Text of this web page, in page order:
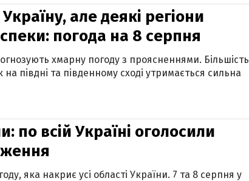
але деякі регіони
погода на 8 серпня
хмарну погоду з проясненнями. Більшість
півдні та південному сході утримається сильна
по всій Україні оголосили
яка накриє усі області України. 7 та 8 серпня у